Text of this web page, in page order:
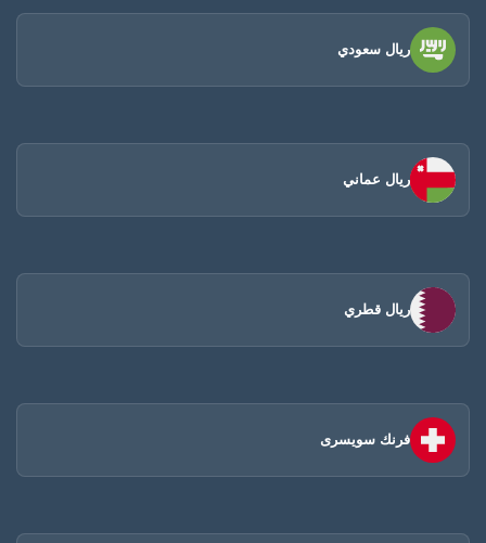
ريال سعودي
ريال عماني
ريال قطري
فرنك سويسرى